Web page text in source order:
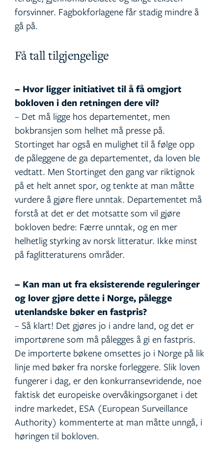
forsvinner. Fagbokforlagene får stadig mindre å
gå på.
Få tall tilgjengelige
– Hvor ligger initiativet til å få omgjort
bokloven i den retningen dere vil?
– Det må ligge hos departementet, men
bokbransjen som helhet må presse på.
Stortinget har også en mulighet til å følge opp
de påleggene de ga departementet, da loven ble
vedtatt. Men Stortinget den gang var riktignok
på et helt annet spor, og tenkte at man måtte
vurdere å gjøre flere unntak. Departementet må
forstå at det er det motsatte som vil gjøre
bokloven bedre: Færre unntak, og en mer
helhetlig styrking av norsk litteratur. Ikke minst
på faglitteraturens områder.
– Kan man ut fra eksisterende reguleringer
og lover gjøre dette i Norge, pålegge
utenlandske bøker en fastpris?
– Så klart! Det gjøres jo i andre land, og det er
importørene som må pålegges å gi en fastpris.
De importerte bøkene omsettes jo i Norge på lik
linje med bøker fra norske forleggere. Slik loven
fungerer i dag, er den konkurransevridende, noe
faktisk det europeiske overvåkingsorganet i det
indre markedet, ESA (European Surveillance
Authority) kommenterte at man måtte unngå, i
høringen til bokloven.